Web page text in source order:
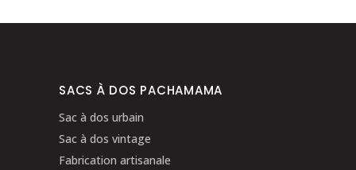
SACS À DOS PACHAMAMA
Sac à dos urbain
Sac à dos vintage
Fabrication artisanale